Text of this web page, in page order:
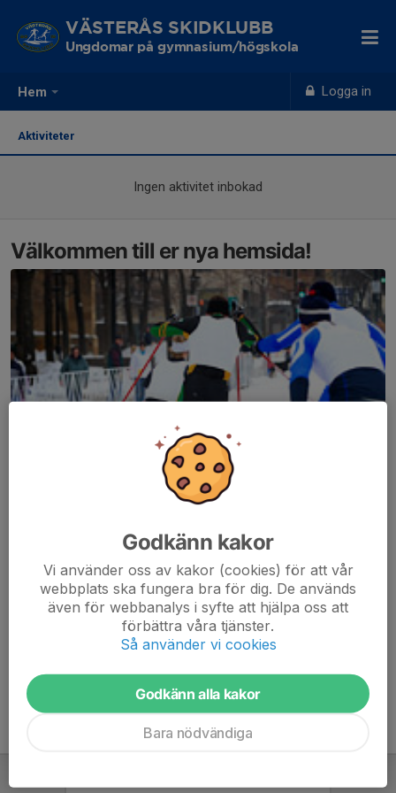
Hem Logga in
VÄSTERÅS SKIDKLUBB
Ungdomar på gymnasium/högskola
Aktiviteter
Ingen aktivitet inbokad
Välkommen till er nya hemsida!
Här hamnar automatiskt de senaste nyheterna på hemsidan. För
att kunna börja administrera hemsidan loggar du in högst upp till
höger.
Godkänn kakor
Vi använder oss av kakor (cookies) för att vår
webbplats ska fungera bra för dig. De används
även för webbanalys i syfte att hjälpa oss att
förbättra våra tjänster.
Så använder vi cookies
Godkänn alla kakor
Bara nödvändiga